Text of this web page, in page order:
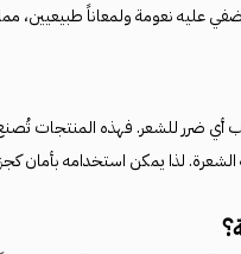
عليه نعومة ولمعاناً طبيعيين،
للشعر. فهذه المنتجات تُصنع
لذا يمكن استخدامه بأمان